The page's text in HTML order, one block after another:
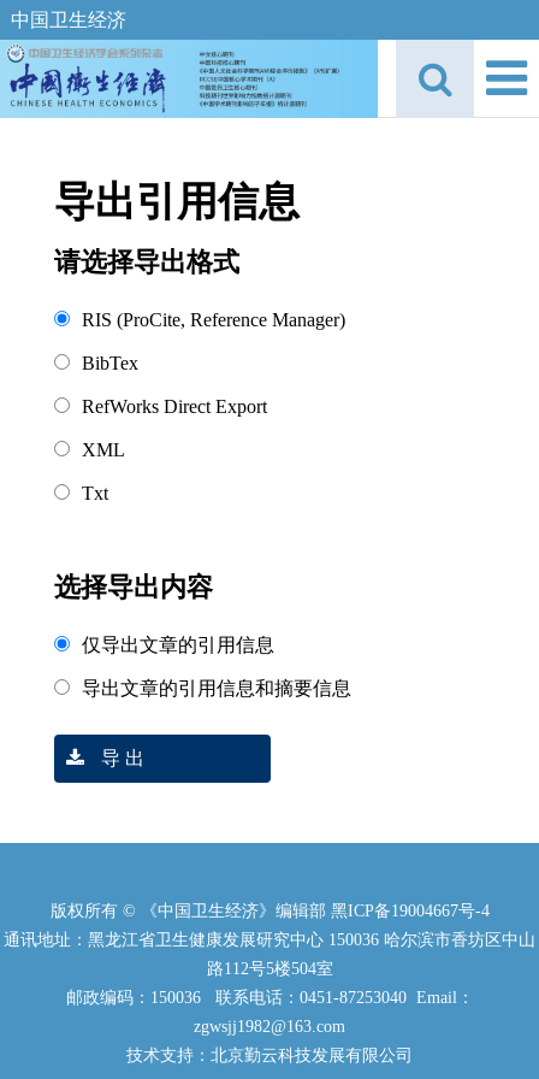
中国卫生经济
导出引用信息
请选择导出格式
RIS (ProCite, Reference Manager)
BibTex
RefWorks Direct Export
XML
Txt
选择导出内容
仅导出文章的引用信息
导出文章的引用信息和摘要信息
导 出
版权所有 © 《中国卫生经济》编辑部 黑ICP备19004667号-4
通讯地址：黑龙江省卫生健康发展研究中心 150036 哈尔滨市香坊区中山
路112号5楼504室
邮政编码：150036 联系电话：0451-87253040 Email：
zgwsjj1982@163.com
技术支持：北京勤云科技发展有限公司